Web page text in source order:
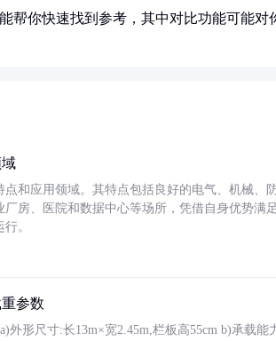
帮你快速找到参考，其中对比功能可能对
和应用领域。其特点包括良好的电气、机械、
房、医院和数据中心等场所，凭借自身优势满
。
参数
外形尺寸:长13m×宽2.45m,栏板高55cm b)承载能